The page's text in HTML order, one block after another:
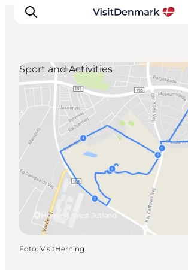
Bestemmingen
Wat te doen
Accommodaties
Plan je reis
Herning, West Jutland
Sport and Activities
Foto: VisitHerning